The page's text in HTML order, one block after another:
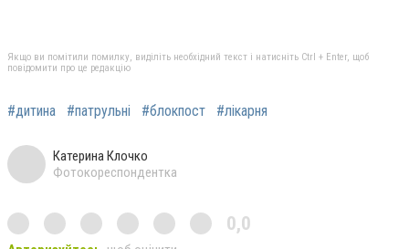
Якщо ви помітили помилку, виділіть необхідний текст і натисніть Ctrl + Enter, щоб
повідомити про це редакцію
#дитина #патрульні #блокпост #лікарня
Катерина Клочко
Фотокореспондентка
0,0